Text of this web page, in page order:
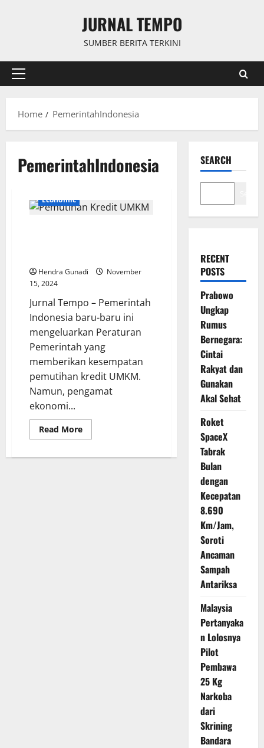
JURNAL TEMPO
SUMBER BERITA TERKINI
Primary
Home
PemerintahIndonesia
PemerintahIndonesia
Economic
Hendra Gunadi
November
15, 2024
Jurnal Tempo – Pemerintah
Indonesia baru-baru ini
mengeluarkan Peraturan
Pemerintah yang
memberikan kesempatan
pemutihan kredit UMKM.
Namun, pengamat
ekonomi...
Read MoreRead
more
Minta
SEARCH
RECENT
POSTS
Prabowo
Ungkap
Rumus
Bernegara:
Cintai
Rakyat dan
Gunakan
Akal Sehat
Roket
SpaceX
Tabrak
Bulan
dengan
Kecepatan
8.690
Km/Jam,
Soroti
Ancaman
Sampah
Antariksa
Malaysia
Pertanyaka
n Lolosnya
Pilot
Pembawa
25 Kg
Narkoba
dari
Skrining
Bandara